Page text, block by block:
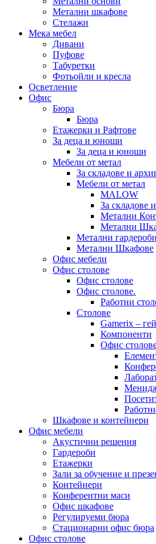
Метални шкафове
Стелажи
Мека мебел
Дивани
Пуфове
Табуретки
Фотьойли и кресла
Осветление
Офис
Бюра
Бюра
Етажерки и Рафтове
За деца и юноши
За деца и юноши
Мебели от метал
За складове и
Мебели от метал
MALOW
За складове
Метални
Метални
Метални гардероби
Метални Шкафове
Офис мебели
Офис столове
Офис столове
Офис столове.
Работни
Столове
Gamerix –
Компоненти
Офис
Шкафове и контейнери
Офис мебели
Акустични решения
Гардероби
Етажерки
Зали за обучение и
Контейнери
Конферентни маси
Офис шкафове
Регулируеми бюра
Стационарни офис бюра
Офис столове